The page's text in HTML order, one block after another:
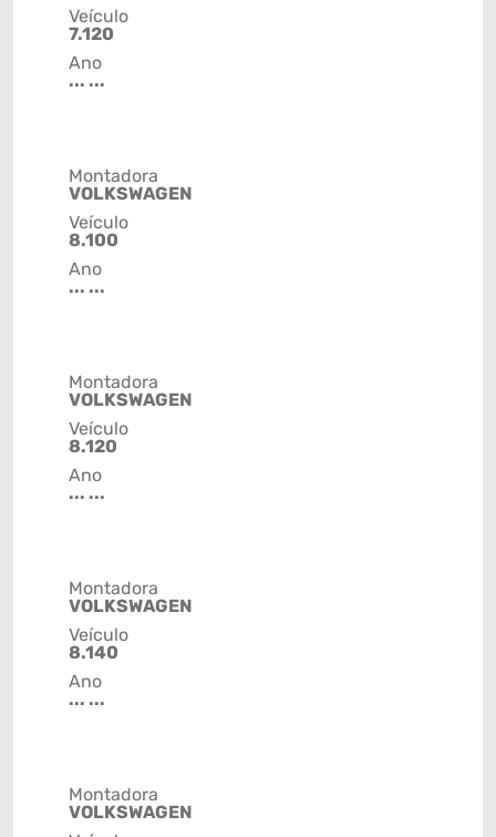
Veículo
7.120
Ano
... ...
Montadora
VOLKSWAGEN
Veículo
8.100
Ano
... ...
Montadora
VOLKSWAGEN
Veículo
8.120
Ano
... ...
Montadora
VOLKSWAGEN
Veículo
8.140
Ano
... ...
Montadora
VOLKSWAGEN